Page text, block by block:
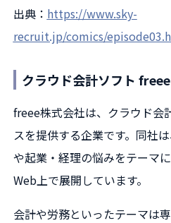
出典： https://www.sky-
recruit.jp/comics/
クラウド会計ソフト
freee株式会社は、クラウド会
スを提供する企業です。同社
や起業・経理の悩みをテーマ
Web上で展開しています。
会計や労務といったテーマは